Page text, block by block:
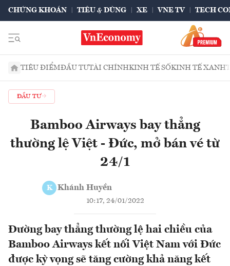
CHỨNG KHOÁN TIÊU & DÙNG XE VNE TV TECH
TIÊU ĐIỂMĐẦU TƯTÀI CHÍNHKINH TẾ SỐKINH TẾ XANH
ĐẦU TƯ
Bamboo Airways bay thẳng
thường lệ Việt - Đức, mở bán vé từ
24/1
K Khánh Huyền
10:17, 24/01/2022
Đường bay thẳng thường lệ hai chiều của
Bamboo Airways kết nối Việt Nam với Đức
được kỳ vọng sẽ tăng cường khả năng kết